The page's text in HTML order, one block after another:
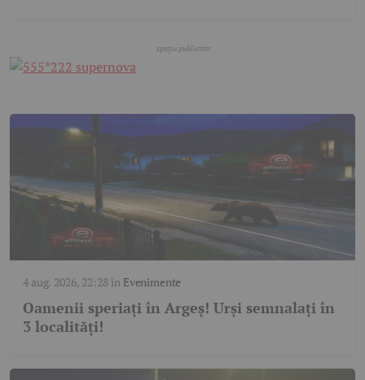
4 aug. 2026, 22:28în Evenimente
Oamenii speriați în Argeș! Urși semnalați în
3 localități!